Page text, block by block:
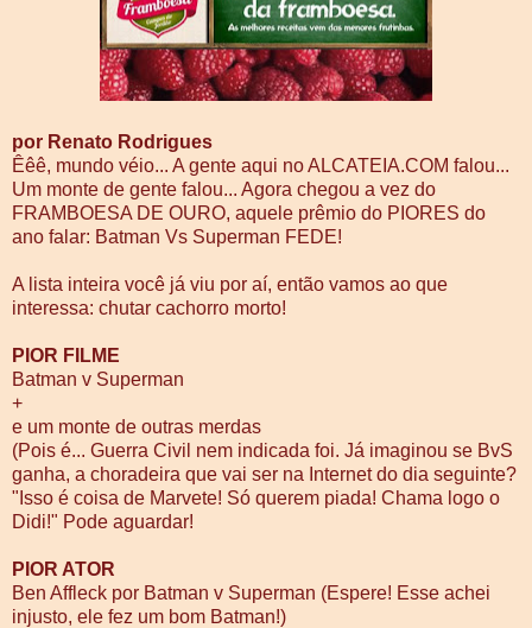
por Renato Rodrigues
Êêê, mundo véio... A gente aqui no ALCATEIA.COM falou...
Um monte de gente falou... Agora chegou a vez do
FRAMBOESA DE OURO, aquele prêmio do PIORES do
ano falar: Batman Vs Superman FEDE!
A lista inteira você já viu por aí, então vamos ao que
interessa: chutar cachorro morto!
PIOR FILME
Batman v Superman
+
e um monte de outras merdas
(Pois é... Guerra Civil nem indicada foi. Já imaginou se BvS
ganha, a choradeira que vai ser na Internet do dia seguinte?
"Isso é coisa de Marvete! Só querem piada! Chama logo o
Didi!" Pode aguardar!
PIOR ATOR
Ben Affleck por Batman v Superman (Espere! Esse achei
injusto, ele fez um bom Batman!)